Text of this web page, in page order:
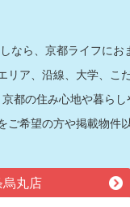
なら、京都ライフに
リア、沿線、大学、こ
都の住み心地や暮ら
ご希望の方や掲載物件
烏丸店